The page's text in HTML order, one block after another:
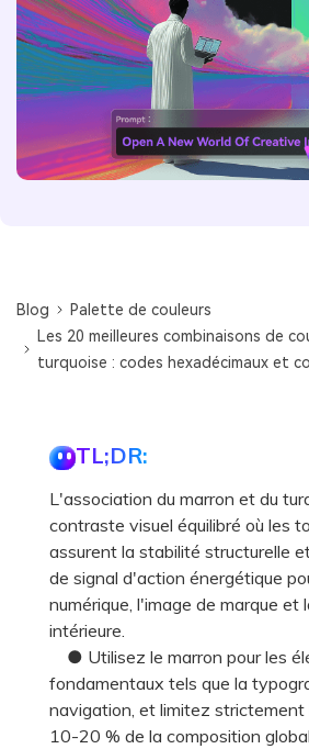
Blog
Palette de couleurs
Les 20 meilleures combinaisons de
turquoise : codes hexadécimaux et
TL;DR:
L'association du marron et du
contraste visuel équilibré où les
assurent la stabilité structurelle
de signal d'action énergétique
numérique, l'image de marque et
intérieure.
● Utilisez le marron pour les
fondamentaux tels que la
navigation, et limitez strictement
10-20 % de la composition